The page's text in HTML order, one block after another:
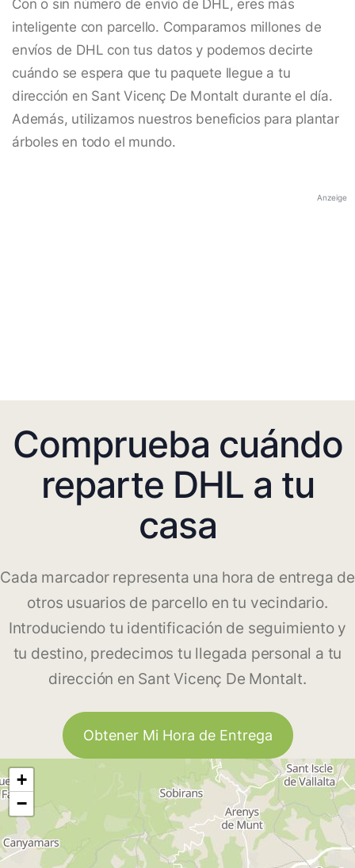
Con o sin número de envío de DHL, eres más
inteligente con parcello. Comparamos millones de
envíos de DHL con tus datos y podemos decirte
cuándo se espera que tu paquete llegue a tu
dirección en Sant Vicenç De Montalt durante el día.
Además, utilizamos nuestros beneficios para plantar
árboles en todo el mundo.
Anzeige
Comprueba cuándo
reparte DHL a tu
casa
Cada marcador representa una hora de entrega de
otros usuarios de parcello en tu vecindario.
Introduciendo tu identificación de seguimiento y
tu destino, predecimos tu llegada personal a tu
dirección en Sant Vicenç De Montalt.
Obtener Mi Hora de Entrega
+
−